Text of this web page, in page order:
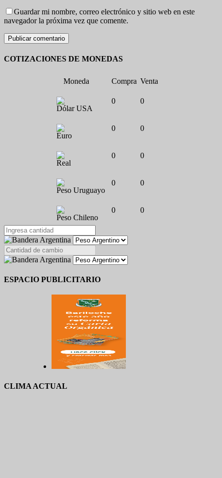
Guardar mi nombre, correo electrónico y sitio web en este
navegador la próxima vez que comente.
COTIZACIONES DE MONEDAS
Moneda Compra Venta
Dólar USA
0 0
Euro
0 0
Real
0 0
Peso Uruguayo
0 0
Peso Chileno
0 0
ESPACIO PUBLICITARIO
CLIMA ACTUAL